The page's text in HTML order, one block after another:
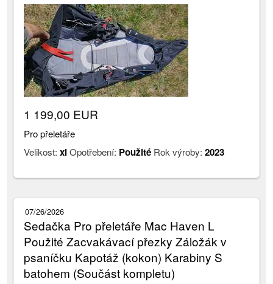
1 199,00 EUR
Pro přeletáře
Velikost:xlOpotřebení: Použité Rok výroby:2023
07/26/2026
Sedačka Pro přeletáře Mac Haven L
Použité Zacvakávací přezky Záložák v
psaníčku Kapotáž (kokon) Karabiny S
batohem (Součást kompletu)